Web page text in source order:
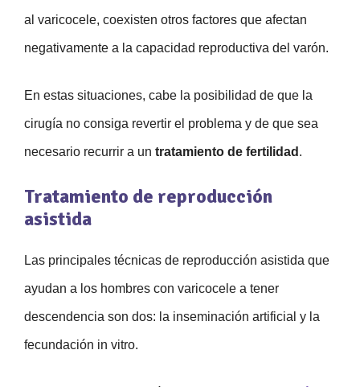
al varicocele, coexisten otros factores que afectan
negativamente a la capacidad reproductiva del varón.
En estas situaciones, cabe la posibilidad de que la
cirugía no consiga revertir el problema y de que sea
necesario recurrir a un tratamiento de fertilidad .
Tratamiento de reproducción
asistida
Las principales técnicas de reproducción asistida que
ayudan a los hombres con varicocele a tener
descendencia son dos: la inseminación artificial y la
fecundación in vitro.